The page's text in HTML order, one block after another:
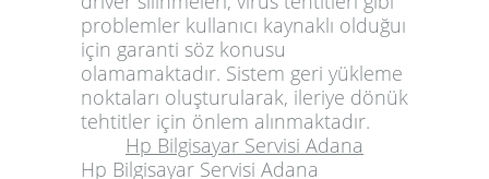
problemler kullanıcı kaynaklı olduğuı
için garanti söz konusu
olamamaktadır. Sistem geri yükleme
noktaları oluşturularak, ileriye dönük
tehtitler için önlem alınmaktadır.
Hp Bilgisayar Servisi Adana
Hp Bilgisayar Servisi Adana